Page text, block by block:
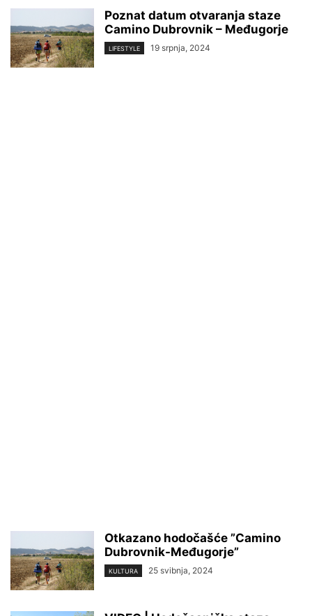
Poznat datum otvaranja staze
Camino Dubrovnik – Međugorje
LIFESTYLE 19 srpnja, 2024
Otkazano hodočašće ”Camino
Dubrovnik-Međugorje”
KULTURA 25 svibnja, 2024